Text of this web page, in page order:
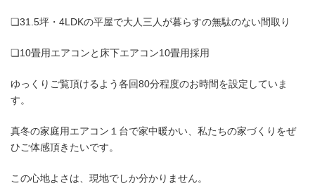
❏31.5坪・4LDKの平屋で大人三人が暮らすの無駄のない間取り
❏10畳用エアコンと床下エアコン10畳用採用
ゆっくりご覧頂けるよう各回80分程度のお時間を設定していま
す。
真冬の家庭用エアコン１台で家中暖かい、私たちの家づくりをぜ
ひご体感頂きたいです。
この心地よさは、現地でしか分かりません。